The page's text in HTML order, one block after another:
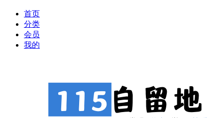
首页
分类
会员
我的